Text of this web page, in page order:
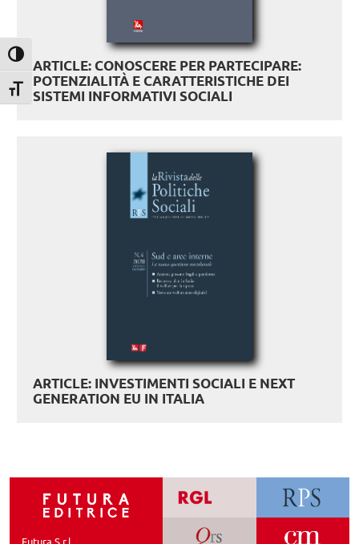
Attiva/disattiva alto contrasto
Attiva/disattiva dimensione testo
ARTICLE: CONOSCERE PER PARTECIPARE:
POTENZIALITÀ E CARATTERISTICHE DEI
SISTEMI INFORMATIVI SOCIALI
ARTICLE: INVESTIMENTI SOCIALI E NEXT
GENERATION EU IN ITALIA